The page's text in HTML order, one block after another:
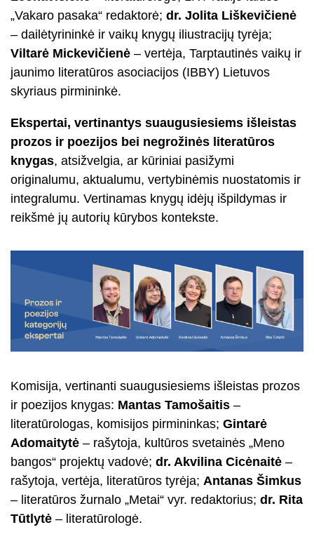
„Vakaro pasaka“ redaktorė; dr. Jolita Liškevičienė
– dailėtyrininkė ir vaikų knygų iliustracijų tyrėja;
Viltarė Mickevičienė – vertėja, Tarptautinės vaikų ir
jaunimo literatūros asociacijos (IBBY) Lietuvos
skyriaus pirmininkė.
Ekspertai, vertinantys suaugusiesiems išleistas
prozos ir poezijos bei negrožinės literatūros
knygas, atsižvelgia, ar kūriniai pasižymi
originalumu, aktualumu, vertybinėmis nuostatomis ir
integralumu. Vertinamas knygų idėjų išpildymas ir
reikšmė jų autorių kūrybos kontekste.
Komisija, vertinanti suaugusiesiems išleistas prozos
ir poezijos knygas: Mantas Tamošaitis –
literatūrologas, komisijos pirmininkas; Gintarė
Adomaitytė – rašytoja, kultūros svetainės „Meno
bangos“ projektų vadovė; dr. Akvilina Cicėnaitė –
rašytoja, vertėja, literatūros tyrėja; Antanas Šimkus
– literatūros žurnalo „Metai“ vyr. redaktorius; dr. Rita
Tūtlytė – literatūrologė.